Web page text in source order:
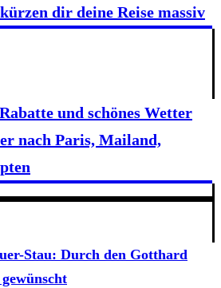
dir deine Reise massiv
und schönes Wetter
nach Paris, Mailand,
Stau: Durch den Gotthard